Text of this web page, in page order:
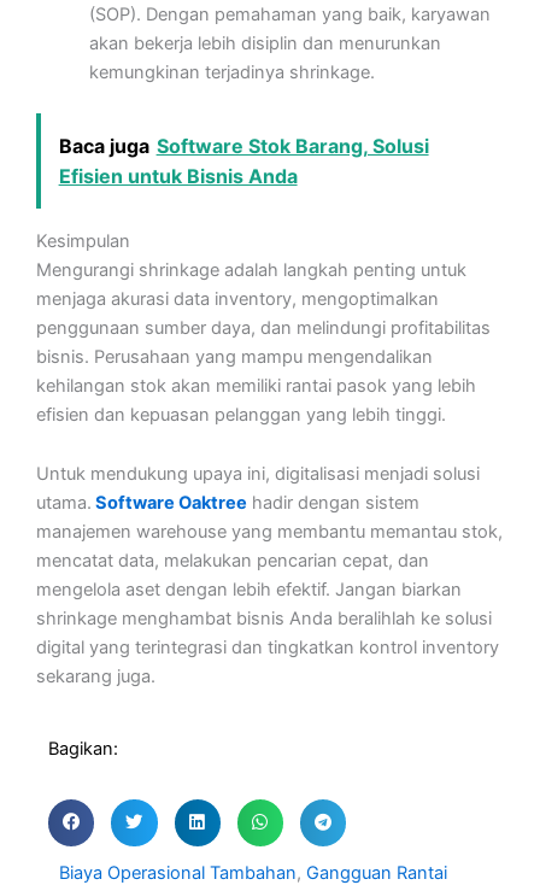
(SOP). Dengan pemahaman yang baik, karyawan
akan bekerja lebih disiplin dan menurunkan
kemungkinan terjadinya shrinkage.
Baca juga Software Stok Barang, Solusi
Efisien untuk Bisnis Anda
Kesimpulan
Mengurangi shrinkage adalah langkah penting untuk
menjaga akurasi data inventory, mengoptimalkan
penggunaan sumber daya, dan melindungi profitabilitas
bisnis. Perusahaan yang mampu mengendalikan
kehilangan stok akan memiliki rantai pasok yang lebih
efisien dan kepuasan pelanggan yang lebih tinggi.
Untuk mendukung upaya ini, digitalisasi menjadi solusi
utama. Software Oaktree hadir dengan sistem
manajemen warehouse yang membantu memantau stok,
mencatat data, melakukan pencarian cepat, dan
mengelola aset dengan lebih efektif. Jangan biarkan
shrinkage menghambat bisnis Anda beralihlah ke solusi
digital yang terintegrasi dan tingkatkan kontrol inventory
sekarang juga.
Bagikan:
Biaya Operasional Tambahan, Gangguan Rantai